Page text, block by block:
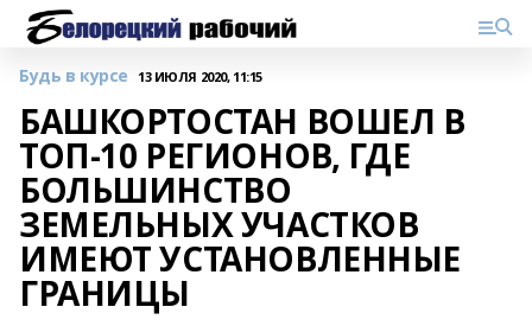
Будь в курсе 13 ИЮЛЯ 2020, 11:15
БАШКОРТОСТАН ВОШЕЛ В
ТОП-10 РЕГИОНОВ, ГДЕ
БОЛЬШИНСТВО
ЗЕМЕЛЬНЫХ УЧАСТКОВ
ИМЕЮТ УСТАНОВЛЕННЫЕ
ГРАНИЦЫ